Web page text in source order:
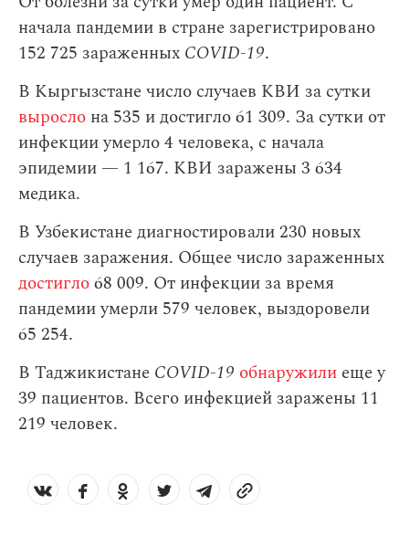
начала пандемии в стране зарегистрировано
152 725 зараженных COVID-19.
В Кыргызстане число случаев КВИ за сутки
выросло на 535 и достигло 61 309. За сутки от
инфекции умерло 4 человека, с начала
эпидемии — 1 167. КВИ заражены 3 634
медика.
В Узбекистане диагностировали 230 новых
случаев заражения. Общее число зараженных
достигло68 009. От инфекции за время
пандемии умерли 579 человек, выздоровели
65 254.
В Таджикистане COVID-19 обнаружили еще у
39 пациентов. Всего инфекцией заражены 11
219 человек.